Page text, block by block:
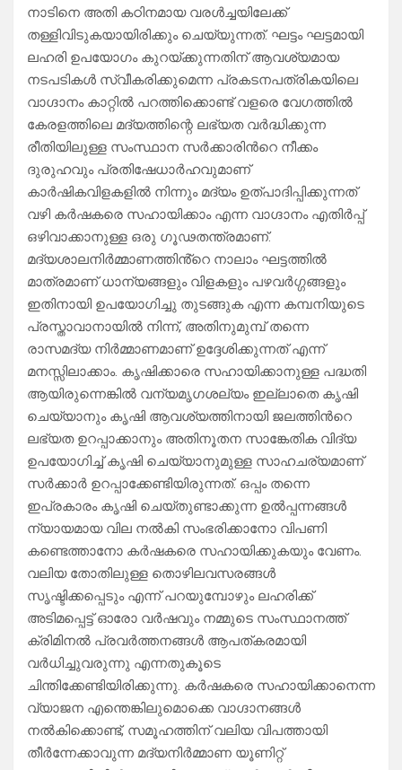
നാടിനെ അതി കഠിനമായ വരൾച്ചയിലേക്ക്
തള്ളിവിടുകയായിരിക്കും ചെയ്യുന്നത്. ഘട്ടം ഘട്ടമായി
ലഹരി ഉപയോഗം കുറയ്ക്കുന്നതിന് ആവശ്യമായ
നടപടികൾ സ്വീകരിക്കുമെന്ന പ്രകടനപത്രികയിലെ
വാഗ്ദാനം കാറ്റിൽ പറത്തിക്കൊണ്ട് വളരെ വേഗത്തിൽ
കേരളത്തിലെ മദ്യത്തിന്റെ ലഭ്യത വർദ്ധിക്കുന്ന
രീതിയിലുള്ള സംസ്ഥാന സർക്കാരിൻറെ നീക്കം
ദുരുഹവും പ്രതിഷേധാർഹവുമാണ്
കാർഷികവിളകളിൽ നിന്നും മദ്യം ഉത്പാദിപ്പിക്കുന്നത്
വഴി കർഷകരെ സഹായിക്കാം എന്ന വാഗ്ദാനം എതിർപ്പ്
ഒഴിവാക്കാനുള്ള ഒരു ഗൂഢതന്ത്രമാണ്.
മദ്യശാലനിർമ്മാണത്തിൻ്റെ നാലാം ഘട്ടത്തിൽ
മാത്രമാണ് ധാന്യങ്ങളും വിളകളും പഴവർഗ്ഗങ്ങളും
ഇതിനായി ഉപയോഗിച്ചു തുടങ്ങുക എന്ന കമ്പനിയുടെ
പ്രസ്താവാനായിൽ നിന്ന്, അതിനുമുമ്പ് തന്നെ
രാസമദ്യ നിർമ്മാണമാണ് ഉദ്ദേശിക്കുന്നത് എന്ന്
മനസ്സിലാക്കാം. കൃഷിക്കാരെ സഹായിക്കാനുള്ള പദ്ധതി
ആയിരുന്നെങ്കിൽ വന്യമൃഗശല്യം ഇല്ലാതെ കൃഷി
ചെയ്യാനും കൃഷി ആവശ്യത്തിനായി ജലത്തിൻറെ
ലഭ്യത ഉറപ്പാക്കാനും അതിനൂതന സാങ്കേതിക വിദ്യ
ഉപയോഗിച്ച് കൃഷി ചെയ്യാനുമുള്ള സാഹചര്യമാണ്
സർക്കാർ ഉറപ്പാക്കേണ്ടിയിരുന്നത്. ഒപ്പം തന്നെ
ഇപ്രകാരം കൃഷി ചെയ്തുണ്ടാക്കുന്ന ഉൽപ്പന്നങ്ങൾ
ന്യായമായ വില നൽകി സംഭരിക്കാനോ വിപണി
കണ്ടെത്താനോ കർഷകരെ സഹായിക്കുകയും വേണം.
വലിയ തോതിലുള്ള തൊഴിലവസരങ്ങൾ
സൃഷ്ടിക്കപ്പെടും എന്ന് പറയുമ്പോഴും ലഹരിക്ക്
അടിമപ്പെട്ട് ഓരോ വർഷവും നമ്മുടെ സംസ്ഥാനത്ത്
ക്രിമിനൽ പ്രവർത്തനങ്ങൾ ആപത്കരമായി
വർധിച്ചുവരുന്നു എന്നതുകൂടെ
ചിന്തിക്കേണ്ടിയിരിക്കുന്നു. കർഷകരെ സഹായിക്കാനെന്ന
വ്യാജന എന്തെങ്കിലുമൊക്കെ വാഗ്ദാനങ്ങൾ
നൽകിക്കൊണ്ട്, സമൂഹത്തിന് വലിയ വിപത്തായി
തീർന്നേക്കാവുന്ന മദ്യനിർമ്മാണ യൂണിറ്റ്